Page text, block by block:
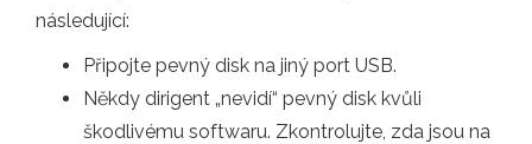
následující:
Připojte pevný disk na jiný port USB.
Někdy dirigent „nevidí“ pevný disk kvůli
škodlivému softwaru. Zkontrolujte, zda jsou na